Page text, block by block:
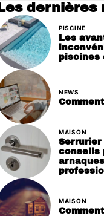
Les dernières
PISCINE
Les
piscines
NEWS
MAISON
Serrurier
conseils
MAISON